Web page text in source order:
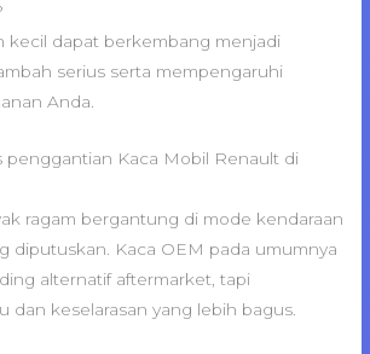
kecil dapat berkembang menjadi
serius serta mempengaruhi
Anda.
penggantian Kaca Mobil Renault di
ragam bergantung di mode kendaraan
diputuskan. Kaca OEM pada umumnya
alternatif aftermarket, tapi
dan keselarasan yang lebih bagus.